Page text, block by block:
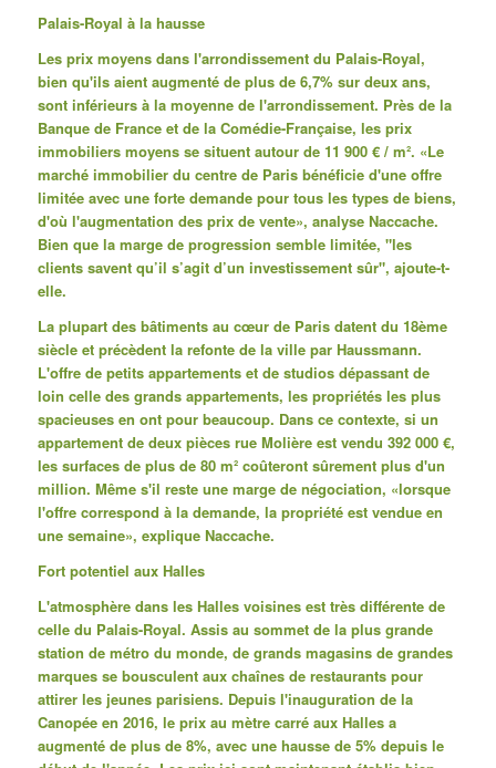
Palais-Royal à la hausse
Les prix moyens dans l'arrondissement du Palais-Royal,
bien qu'ils aient augmenté de plus de 6,7% sur deux ans,
sont inférieurs à la moyenne de l'arrondissement. Près de la
Banque de France et de la Comédie-Française, les prix
immobiliers moyens se situent autour de 11 900 € / m². «Le
marché immobilier du centre de Paris bénéficie d'une offre
limitée avec une forte demande pour tous les types de biens,
d'où l'augmentation des prix de vente», analyse Naccache.
Bien que la marge de progression semble limitée, "les
clients savent qu’il s’agit d’un investissement sûr", ajoute-t-
elle.
La plupart des bâtiments au cœur de Paris datent du 18ème
siècle et précèdent la refonte de la ville par Haussmann.
L'offre de petits appartements et de studios dépassant de
loin celle des grands appartements, les propriétés les plus
spacieuses en ont pour beaucoup. Dans ce contexte, si un
appartement de deux pièces rue Molière est vendu 392 000 €,
les surfaces de plus de 80 m² coûteront sûrement plus d'un
million. Même s'il reste une marge de négociation, «lorsque
l'offre correspond à la demande, la propriété est vendue en
une semaine», explique Naccache.
Fort potentiel aux Halles
L'atmosphère dans les Halles voisines est très différente de
celle du Palais-Royal. Assis au sommet de la plus grande
station de métro du monde, de grands magasins de grandes
marques se bousculent aux chaînes de restaurants pour
attirer les jeunes parisiens. Depuis l'inauguration de la
Canopée en 2016, le prix au mètre carré aux Halles a
augmenté de plus de 8%, avec une hausse de 5% depuis le